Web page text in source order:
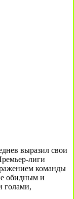
выразил свои
лиги
команды
обидным и
голами,